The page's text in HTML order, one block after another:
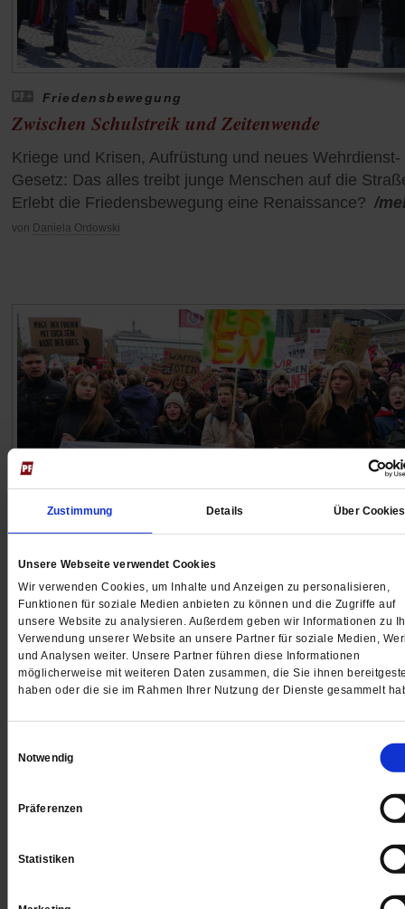
Zustimmung Details Über Cookies
Unsere Webseite verwendet Cookies
Wir verwenden Cookies, um Inhalte und Anzeigen zu personalisieren,
Funktionen für soziale Medien anbieten zu können und die Zugriffe auf
unsere Website zu analysieren. Außerdem geben wir Informationen zu
Verwendung unserer Website an unsere Partner für soziale Medien,
und Analysen weiter. Unsere Partner führen diese Informationen
möglicherweise mit weiteren Daten zusammen, die Sie ihnen
haben oder die sie im Rahmen Ihrer Nutzung der Dienste gesammelt
Notwendig
Präferenzen
Statistiken
Friedensbewegung
Zwischen Schulstreik und Zeitenwende
Kriege und Krisen, Aufrüstung und neues Wehrdienst-
Gesetz: Das alles treibt junge Menschen auf die
Erlebt die Friedensbewegung eine Renaissance? /
von Daniela Ordowski
Gegen den neuen Wehrdienst protestieren
Wehrpflicht light? Ein Bündnis ruft zum Protest gegen
neue Wehrdienstgesetz auf. /mehr